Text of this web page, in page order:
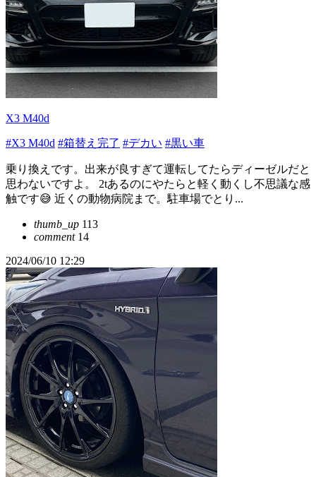
X3 M40d
#X3 M40d #箱替え完了 #デカい #黒い車
乗り換えです。出来が良すぎて運転してたらディーゼルだと
思わないですよ。 2tあるのにやたらと軽く動くし不思議な感
触です😅 近くの動物病院まで。駐車場でとり...
thumb_up 113
comment14
2024/06/10 12:29